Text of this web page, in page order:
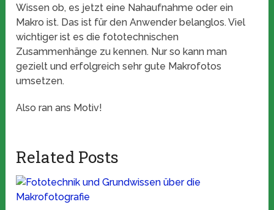
Wissen ob, es jetzt eine Nahaufnahme oder ein
Makro ist. Das ist für den Anwender belanglos. Viel
wichtiger ist es die fototechnischen
Zusammenhänge zu kennen. Nur so kann man
gezielt und erfolgreich sehr gute Makrofotos
umsetzen.
Also ran ans Motiv!
Related Posts